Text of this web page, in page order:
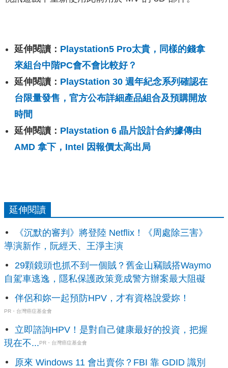
延伸閱讀： Playstation5 Pro太貴，同樣的錢拿
來組台中階PC會不會比較好？
延伸閱讀： PlayStation 30 週年紀念系列確認在
台限量發售，官方公布詳細產品組合及預購開放
時間
延伸閱讀： Playstation 6 晶片設計合約據傳由
AMD 拿下，Intel 因報價太高出局
延伸閱讀
《沉默的審判》將登陸 Netflix！《周處除三害》
導演新作，阮經天、王淨主演
29顆鏡頭也抓不到一個賊？舊金山竊賊搭Waymo
自駕車逃逸，隱私保護政策竟成警方辦案最大阻礙
伴侶和妳一起預防HPV，才有資格說愛妳！
PR・台灣癌症基金會
立即諮詢HPV！是對自己健康最好的投資，把握
現在不...PR・台灣癌症基金會
原來 Windows 11 會出賣你？FBI 靠 GDID 識別